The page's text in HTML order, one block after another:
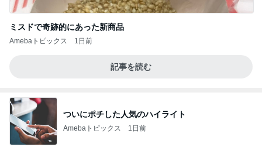
ミスドで奇跡的にあった新商品
Amebaトピックス 1日前
記事を読む
ついにポチした人気のハイライト
Amebaトピックス 1日前